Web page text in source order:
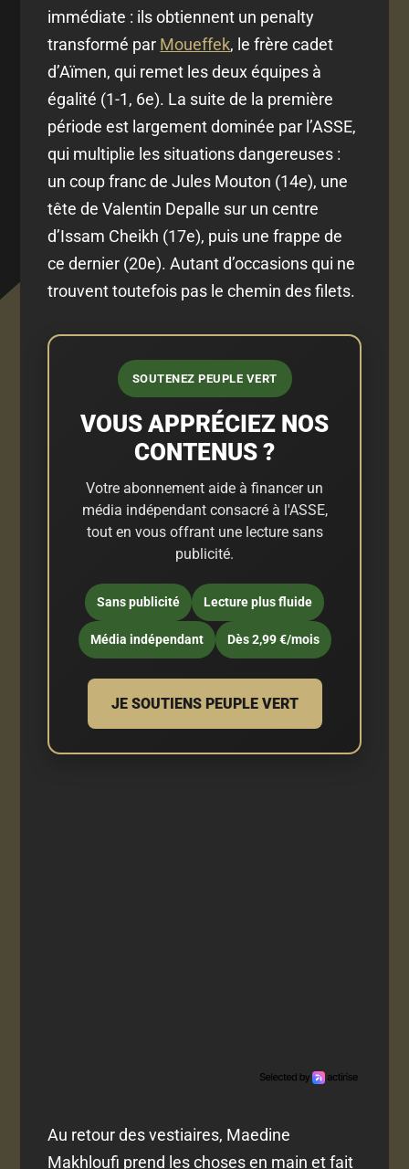
immédiate : ils obtiennent un penalty
transformé par Moueffek, le frère cadet
d’Aïmen, qui remet les deux équipes à
égalité (1-1, 6e). La suite de la première
période est largement dominée par l’ASSE,
qui multiplie les situations dangereuses :
un coup franc de Jules Mouton (14e), une
tête de Valentin Depalle sur un centre
d’Issam Cheikh (17e), puis une frappe de
ce dernier (20e). Autant d’occasions qui ne
trouvent toutefois pas le chemin des filets.
SOUTENEZ PEUPLE VERT
VOUS APPRÉCIEZ NOS
CONTENUS ?
Votre abonnement aide à financer un
média indépendant consacré à l'ASSE,
tout en vous offrant une lecture sans
publicité.
Sans publicité Lecture plus fluide
Média indépendant Dès 2,99 €/mois
JE SOUTIENS PEUPLE VERT
Au retour des vestiaires, Maedine
Makhloufi prend les choses en main et fait